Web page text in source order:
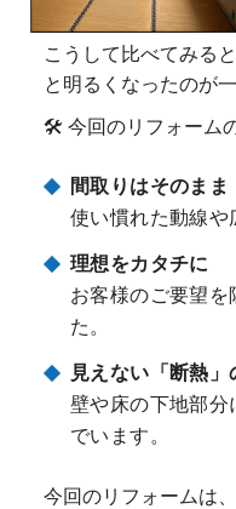
こうして比べてみる
と明るくなったのが
🛠️ 今回のリフォーム
間取りはそのまま
使い慣れた動線や
理想をカタチに
お客様のご要望を
た。
見えない「断熱」
壁や床の下地部分
でいます。
今回のリフォームは